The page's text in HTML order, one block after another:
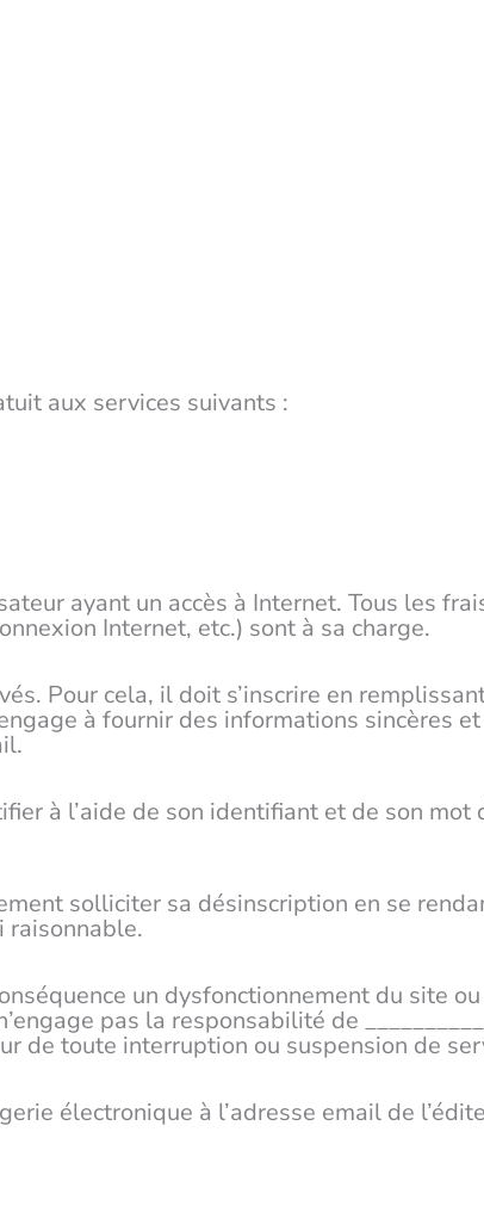
aux services suivants :
ayant un accès à Internet. Tous les
Internet, etc.) sont à sa charge.
Pour cela, il doit s’inscrire en
à fournir des informations sincères
à l’aide de son identifiant et de son mot
solliciter sa désinscription en se
raisonnable.
un dysfonctionnement du site
pas la responsabilité de
de toute interruption ou suspension de
électronique à l’adresse email de